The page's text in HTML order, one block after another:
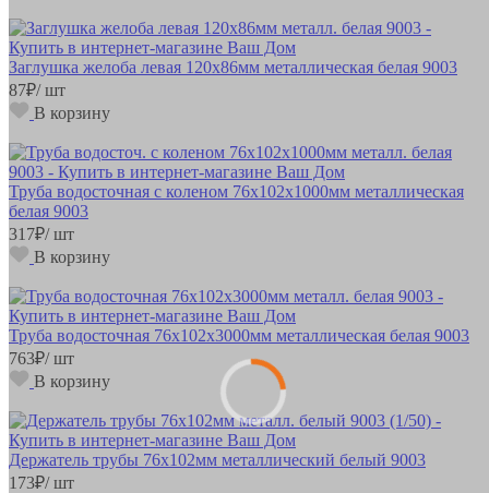
Заглушка желоба левая 120х86мм металлическая белая 9003
87₽/ шт
В корзину
Труба водосточная с коленом 76х102х1000мм металлическая
белая 9003
317₽/ шт
В корзину
Труба водосточная 76х102х3000мм металлическая белая 9003
763₽/ шт
В корзину
Держатель трубы 76х102мм металлический белый 9003
173₽/ шт